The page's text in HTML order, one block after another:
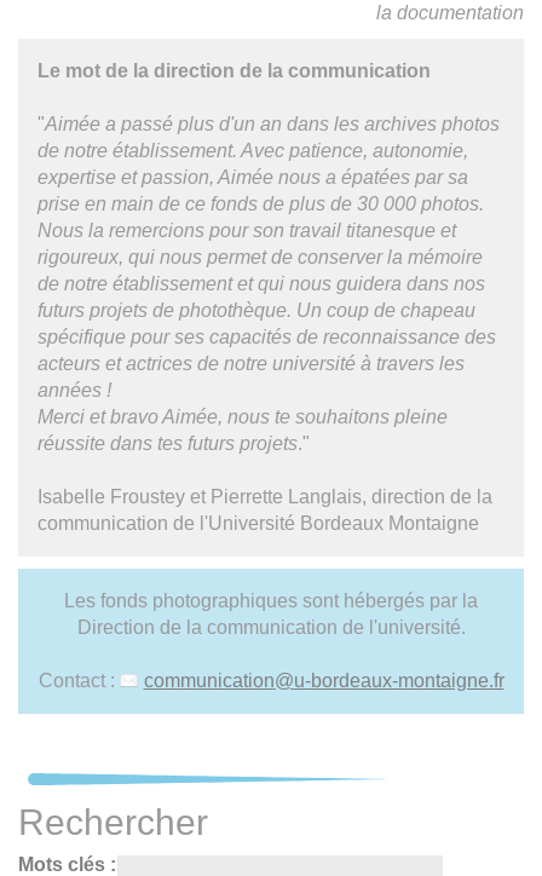
la documentation
Le mot de la direction de la communication
"Aimée a passé plus d'un an dans les archives photos
de notre établissement. Avec patience, autonomie,
expertise et passion, Aimée nous a épatées par sa
prise en main de ce fonds de plus de 30 000 photos.
Nous la remercions pour son travail titanesque et
rigoureux, qui nous permet de conserver la mémoire
de notre établissement et qui nous guidera dans nos
futurs projets de photothèque. Un coup de chapeau
spécifique pour ses capacités de reconnaissance des
acteurs et actrices de notre université à travers les
années !
Merci et bravo Aimée, nous te souhaitons pleine
réussite dans tes futurs projets."
Isabelle Froustey et Pierrette Langlais, direction de la
communication de l'Université Bordeaux Montaigne
Les fonds photographiques sont hébergés par la
Direction de la communication de l'université.
Contact : communication@u-bordeaux-montaigne.fr
Rechercher
Mots clés :